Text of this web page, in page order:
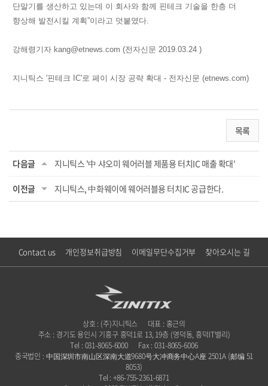
단말기를 생산하고 있는데 이 회사와 함께 핀테크 기술을 한층 더
향상해 발전시킬 계획”이라고 덧붙였다.
강해령기자 kang@etnews.com (전자신문 2019.03.24 )
지니틱스 '핀테크 IC'로 페이 시장 공략 확대 - 전자신문 (etnews.com)
목록
다음글 지니틱스 '中 샤오미 웨어러블 제품용 터치IC 매출 확대'
이전글 지니틱스, 中화웨이에 웨어러블용 터치IC 공급한다.
Contact us 개인정보취급방침 이메일무단수집거부 찾아오시는 길
상호 : (주)지니틱스
대표 : 홍근의
주소 : 경기도 용인시 기흥구 흥덕1로 13, 19층 (영덕동, 흥덕IT밸리)
Tel : 031-8065-6000
Fax : 031-8065-6006
중국법인 : 中国深圳市南山区深南大道9680号大冲商务中心A座 2501A (邮编 51
8053)
Tel : +86-755-2361-6871